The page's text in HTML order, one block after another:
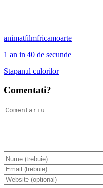
animatfilmfricamoarte
1 an in 40 de secunde
Stapanul culorilor
Comentati?